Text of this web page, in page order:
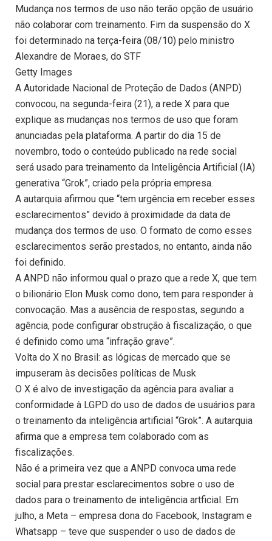
Mudança nos termos de uso não terão opção de usuário
não colaborar com treinamento. Fim da suspensão do X
foi determinado na terça-feira (08/10) pelo ministro
Alexandre de Moraes, do STF
Getty Images
A Autoridade Nacional de Proteção de Dados (ANPD)
convocou, na segunda-feira (21), a rede X para que
explique as mudanças nos termos de uso que foram
anunciadas pela plataforma. A partir do dia 15 de
novembro, todo o conteúdo publicado na rede social
será usado para treinamento da Inteligência Artificial (IA)
generativa “Grok”, criado pela própria empresa.
A autarquia afirmou que “tem urgência em receber esses
esclarecimentos” devido à proximidade da data de
mudança dos termos de uso. O formato de como esses
esclarecimentos serão prestados, no entanto, ainda não
foi definido.
A ANPD não informou qual o prazo que a rede X, que tem
o bilionário Elon Musk como dono, tem para responder à
convocação. Mas a ausência de respostas, segundo a
agência, pode configurar obstrução à fiscalização, o que
é definido como uma “infração grave”.
Volta do X no Brasil: as lógicas de mercado que se
impuseram às decisões políticas de Musk
O X é alvo de investigação da agência para avaliar a
conformidade à LGPD do uso de dados de usuários para
o treinamento da inteligência artificial “Grok”. A autarquia
afirma que a empresa tem colaborado com as
fiscalizações.
Não é a primeira vez que a ANPD convoca uma rede
social para prestar esclarecimentos sobre o uso de
dados para o treinamento de inteligência artficial. Em
julho, a Meta – empresa dona do Facebook, Instagram e
Whatsapp – teve que suspender o uso de dados de